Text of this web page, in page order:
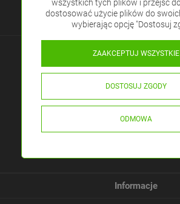
Masz pytania?
Pracujemy pon. - pt.: 8:00 -
32-310 Klucze, Polska
Tel.:
(32)4450984
Informacje
wszystkich tych plików i przejść
dostosować użycie plików do
wybierając opcję "Dostosuj
ODMOWA
DOSTOSUJ ZGODY
ZAAKCEPTUJ WSZYSTKIE